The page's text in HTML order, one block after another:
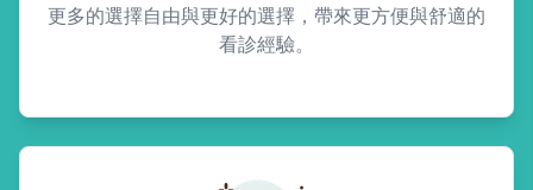
更多的選擇自由與更好的選擇，帶來更方便與舒適的
看診經驗。